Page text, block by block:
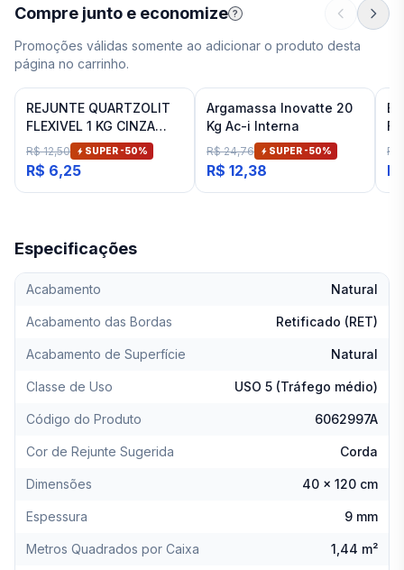
Compre junto e economize ?
Promoções válidas somente ao adicionar o produto desta
página no carrinho.
REJUNTE QUARTZOLIT
FLEXIVEL 1 KG CINZA
ARTICO
R$ 12,50 SUPER -50%
R$ 6,25
Argamassa Inovatte 20
Kg Ac-i Interna
R$ 24,76 SUPER -50%
R$ 12,38
R$
Especificações
Acabamento Natural
Acabamento das Bordas Retificado (RET)
Acabamento de Superfície Natural
Classe de Uso USO 5 (Tráfego médio)
Código do Produto 6062997A
Cor de Rejunte Sugerida Corda
Dimensões 40 x 120 cm
Espessura 9 mm
Metros Quadrados por Caixa 1,44 m²